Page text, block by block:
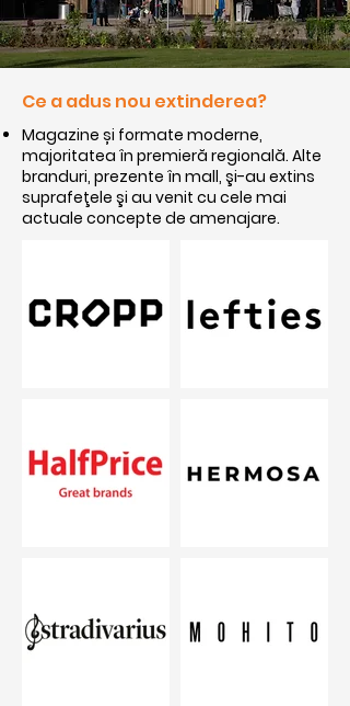
Ce a adus nou extinderea?
Magazine și formate moderne,
majoritatea în premieră regională. Alte
branduri, prezente în mall, şi-au extins
suprafeţele şi au venit cu cele mai
actuale concepte de amenajare.